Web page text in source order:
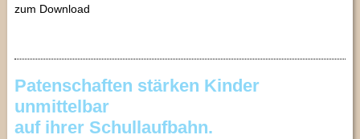
zum Download
Patenschaften stärken Kinder
unmittelbar
auf ihrer Schullaufbahn.